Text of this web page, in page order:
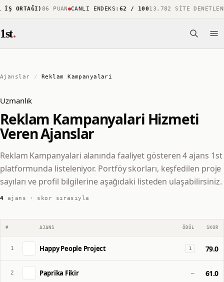
ORTAĞI)86 PUAN CANLI ENDEKS:62 / 10013.782 SITE
1st.
Ajanslar / Reklam Kampanyalari
Uzmanlık
Reklam Kampanyalari Hizmeti
Veren Ajanslar
Reklam Kampanyalari alanında faaliyet gösteren 4 ajans 1st
platformunda listeleniyor. Portföy skorları, keşfedilen proje
sayıları ve profil bilgilerine aşağıdaki listeden ulaşabilirsiniz.
4 ajans · skor sırasıyla
# AJANS ÖDÜL SKOR
1 Happy People Project 1 79.0
2 Paprika Fikir — 61.0